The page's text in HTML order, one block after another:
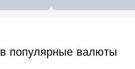
популярные валюты